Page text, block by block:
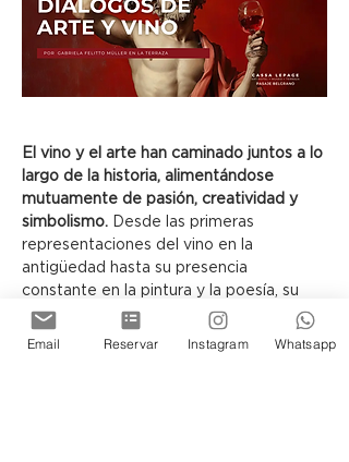
El vino y el arte han caminado juntos a lo
largo de la historia, alimentándose
mutuamente de pasión, creatividad y
simbolismo. Desde las primeras
representaciones del vino en la
antigüedad hasta su presencia
constante en la pintura y la poesía, su
vínculo con la búsqueda de lo sublime es
innegable. El vino no solo es una bebida,
Email Reservar Instagram Whatsapp